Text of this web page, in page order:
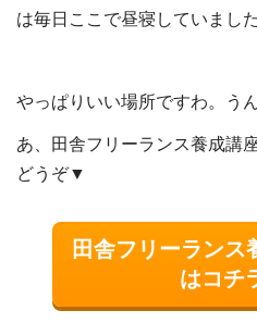
は毎日ここで昼寝していました
やっぱりいい場所ですわ。うん
あ、田舎フリーランス養成講
どうぞ▼
田舎フリーランス
はコチ